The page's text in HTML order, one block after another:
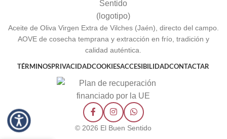
Aceite de Oliva Virgen Extra de Vilches (Jaén), directo del campo.
AOVE de cosecha temprana y extracción en frío, tradición y
calidad auténtica.
TÉRMINOSPRIVACIDADCOOKIESACCESIBILIDADCONTACTAR
© 2026 El Buen Sentido